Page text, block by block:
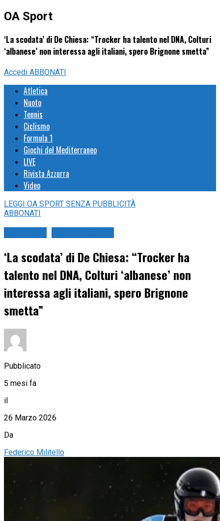
OA Sport
‘La scodata’ di De Chiesa: “Trocker ha talento nel DNA, Colturi
‘albanese’ non interessa agli italiani, spero Brignone smetta”
Accedi ABBONATI
Atletica
Nuoto
Tennis
Ciclismo
Formula 1
Giochi del Mediterraneo
LIVE
Rivista Azzurra
Video
LEGGI OA SPORT SENZA PUBBLICITÀ
ABBONATI
‘La scodata’ di De Chiesa: “Trocker ha
talento nel DNA, Colturi ‘albanese’ non
interessa agli italiani, spero Brignone
smetta”
Pubblicato
5 mesi fa
il
26 Marzo 2026
Da
Federico Militello